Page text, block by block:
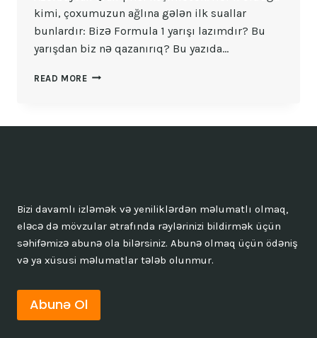
kimi, çoxumuzun ağlına gələn ilk suallar
bunlardır: Bizə Formula 1 yarışı lazımdır? Bu
yarışdan biz nə qazanırıq? Bu yazıda…
READ MORE BIZƏ
Bizi davamlı izləmək və yeniliklərdən məlumatlı olmaq,
eləcə də mövzular ətrafında rəylərinizi bildirmək üçün
səhifəmizə abunə ola bilərsiniz. Abunə olmaq üçün ödəniş
və ya xüsusi məlumatlar tələb olunmur.
Abunə Ol